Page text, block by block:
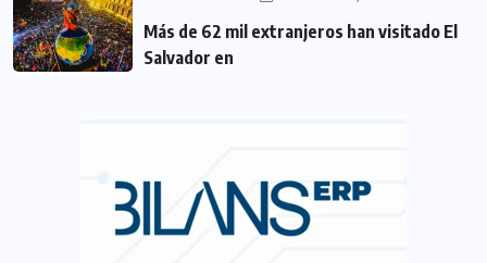
Más de 62 mil extranjeros han visitado El
Salvador en